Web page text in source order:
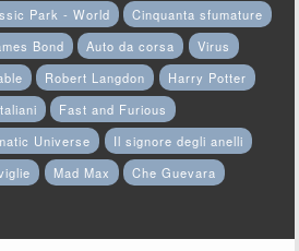
Park - World
Cinquanta sfumature
Bond Auto da corsa
Virus
Robert Langdon
Harry Potter
Fast and Furious
Universe
Il signore degli anelli
Mad Max
Che Guevara